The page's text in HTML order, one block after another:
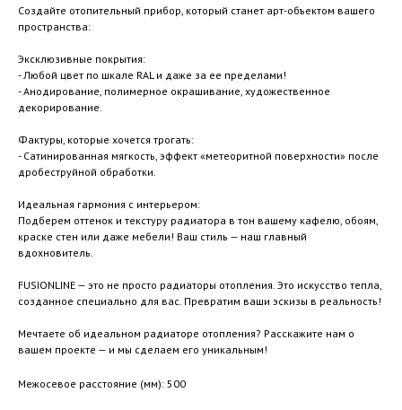
Создайте отопительный прибор, который станет арт-объектом вашего
пространства:
Эксклюзивные покрытия:
- Любой цвет по шкале RAL и даже за ее пределами!
- Анодирование, полимерное окрашивание, художественное
декорирование.
Фактуры, которые хочется трогать:
- Сатинированная мягкость, эффект «метеоритной поверхности» после
дробеструйной обработки.
Идеальная гармония с интерьером:
Подберем оттенок и текстуру радиатора в тон вашему кафелю, обоям,
краске стен или даже мебели! Ваш стиль — наш главный
вдохновитель.
FUSIONLINE — это не просто радиаторы отопления. Это искусство тепла,
созданное специально для вас. Превратим ваши эскизы в реальность!
Мечтаете об идеальном радиаторе отопления? Расскажите нам о
вашем проекте — и мы сделаем его уникальным!
Межосевое расстояние (мм): 500